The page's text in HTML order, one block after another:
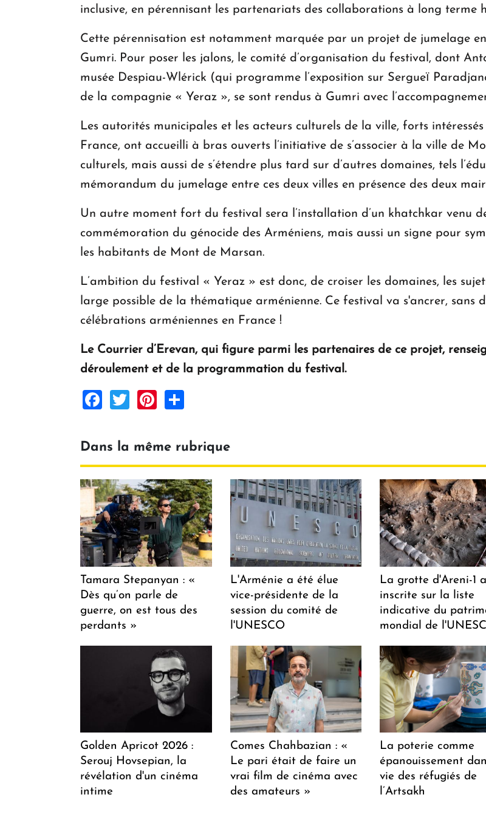
inclusive, en pérennisant les partenariats des collaborations à long terme
Cette pérennisation est notamment marquée par un projet de jumelage
Gumri. Pour poser les jalons, le comité d’organisation du festival, dont
musée Despiau-Wlérick (qui programme l’exposition sur Sergueї
de la compagnie « Yeraz », se sont rendus à Gumri avec
Les autorités municipales et les acteurs culturels de la ville, forts
France, ont accueilli à bras ouverts l’initiative de s’associer à la ville de
culturels, mais aussi de s’étendre plus tard sur d’autres domaines, tels
mémorandum du jumelage entre ces deux villes en présence des deux
Un autre moment fort du festival sera l’installation d’un khatchkar venu
commémoration du génocide des Arméniens, mais aussi un signe pour
les habitants de Mont de Marsan.
L’ambition du festival « Yeraz » est donc, de croiser les domaines, les
large possible de la thématique arménienne. Ce festival va s'ancrer, sans
célébrations arméniennes en France !
Le Courrier d’Erevan, qui figure parmi les partenaires de ce projet,
déroulement et de la programmation du festival.
Facebook
TwitterPinterest
Dans la même rubrique
Tamara Stepanyan : «
Dès qu’on parle de
guerre, on est tous des
perdants »
L'Arménie a été élue
vice-présidente de la
session du comité de
l'UNESCO
La grotte d'Areni-1
inscrite sur la liste
indicative du
mondial de
Golden Apricot 2026 :
Serouj Hovsepian, la
révélation d'un cinéma
intime
Comes Chahbazian : «
Le pari était de faire un
vrai film de cinéma avec
des amateurs »
La poterie comme
épanouissement
vie des réfugiés de
l’Artsakh